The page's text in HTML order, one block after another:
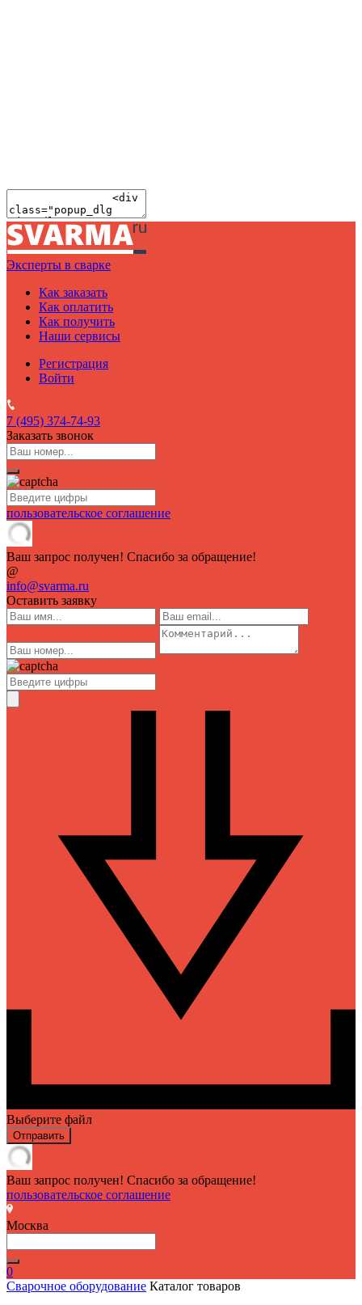
Эксперты в сварке
Как заказать
Как оплатить
Как получить
Наши сервисы
Регистрация
Войти
7 (495) 374-74-93
Заказать звонок
пользовательское соглашение
Ваш запрос получен! Спасибо за обращение!
@
info@svarma.ru
Оставить заявку
Выберите файл
Отправить
Ваш запрос получен! Спасибо за обращение!
пользовательское соглашение
Москва
0
Сварочное оборудование Каталог товаров